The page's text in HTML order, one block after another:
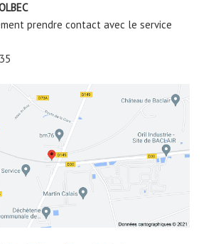
prendre contact avec le service